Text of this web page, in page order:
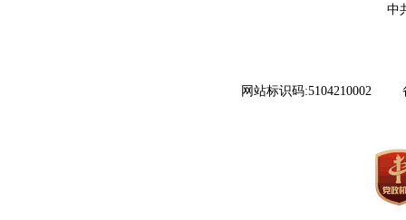
中
网站标识码:5104210002